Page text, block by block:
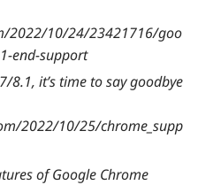
2022/10/24/23421716/goo
end-support
8.1, it’s time to say goodbye
2022/10/25/chrome_supp
of Google Chrome